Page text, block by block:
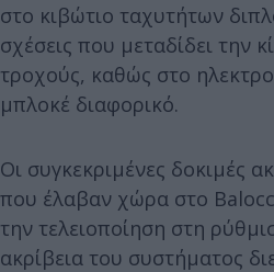
στο κιβώτιο ταχυτήτων
σχέσεις που μεταδίδει την
τροχούς, καθώς στο
μπλοκέ διαφορικό.
Οι συγκεκριμένες δοκιμές
που έλαβαν χώρα στο
την τελειοποίηση στη
ακρίβεια του συστήματος